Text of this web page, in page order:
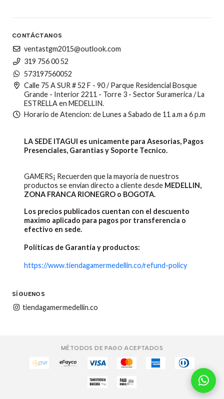
CONTÁCTANOS
ventastgm2015@outlook.com
319 756 00 52
573197560052
Calle 75 A SUR # 52 F - 90 / Parque Residencial Bosque
Grande - Interior 2211 - Torre 3 - Sector Suramerica / La
ESTRELLA en MEDELLIN.
Horario de Atencion: de Lunes a Sabado de 11 a.m a 6 p.m
LA SEDE ITAGUI es unicamente para Asesorias, Pagos
Presenciales, Garantias y Soporte Tecnico.
GAMERS¡ Recuerden que la mayoria de nuestros
productos se envian directo a cliente desde MEDELLIN,
ZONA FRANCA RIONEGRO o BOGOTA.
Los precios publicados cuentan con el descuento
maximo aplicado para pagos por transferencia o
efectivo en sede.
Políticas de Garantía y productos:
https://www.tiendagamermedellin.co/refund-policy
SÍGUENOS
tiendagamermedellin.co
MÉTODOS DE PAGO ACEPTADOS